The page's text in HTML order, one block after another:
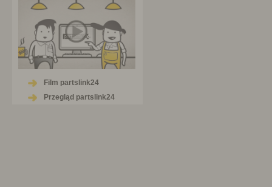
Film partslink24
Przegląd partslink24